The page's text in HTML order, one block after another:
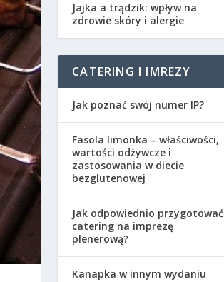
Jajka a trądzik: wpływ na
zdrowie skóry i alergie
CATERING I IMREZY
Jak poznać swój numer IP?
Fasola limonka – właściwości,
wartości odżywcze i
zastosowania w diecie
bezglutenowej
Jak odpowiednio przygotować
catering na imprezę
plenerową?
Kanapka w innym wydaniu